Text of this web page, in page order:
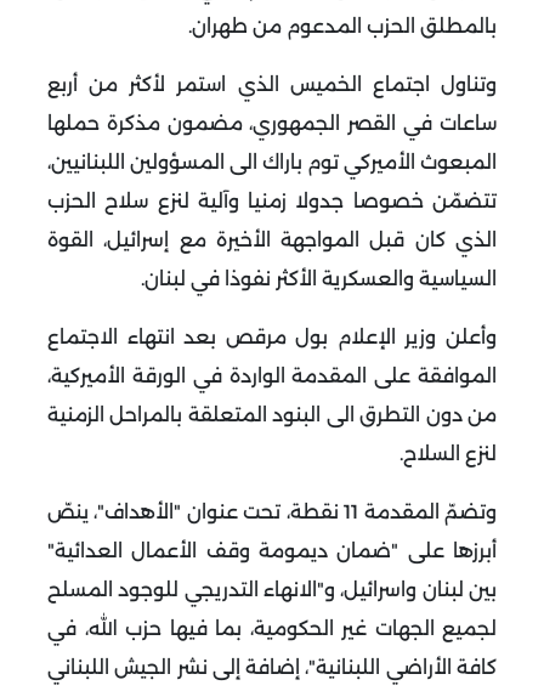
بالمطلق الحزب المدعوم من طهران.
وتناول اجتماع الخميس الذي استمر لأكثر من أربع
ساعات في القصر الجمهوري، مضمون مذكرة حملها
المبعوث الأميركي توم باراك الى المسؤولين اللبنانيين،
تتضمّن خصوصا جدولا زمنيا وآلية لنزع سلاح الحزب
الذي كان قبل المواجهة الأخيرة مع إسرائيل، القوة
السياسية والعسكرية الأكثر نفوذا في لبنان.
وأعلن وزير الإعلام بول مرقص بعد انتهاء الاجتماع
الموافقة على المقدمة الواردة في الورقة الأميركية،
من دون التطرق الى البنود المتعلقة بالمراحل الزمنية
لنزع السلاح.
وتضمّ المقدمة 11 نقطة، تحت عنوان "الأهداف"، ينصّ
أبرزها على "ضمان ديمومة وقف الأعمال العدائية"
بين لبنان واسرائيل، و"الانهاء التدريجي للوجود المسلح
لجميع الجهات غير الحكومية، بما فيها حزب الله، في
كافة الأراضي اللبنانية"، إضافة إلى نشر الجيش اللبناني